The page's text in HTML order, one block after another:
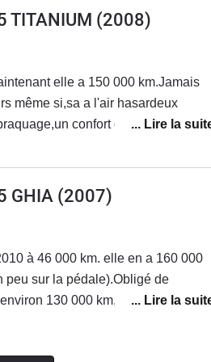
l habitacle , je preferais la 1ere
de finition,les portieres etaient
le tres bon rapport qualité-
TITANIUM (2008)
elle a 150 000 km.Jamais
même si,sa a l'air hasardeux
confort de conduite.Et
Focus en berline essence 150ch
un choix judicieux!
GHIA (2007)
à 46 000 km. elle en a 160 000
peu sur la pédale).Obligé de
130 000 km, j'ai fait changer